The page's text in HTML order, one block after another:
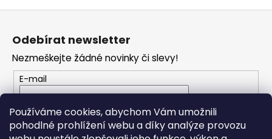
Používáme cookies, abychom Vám umožnili
pohodlné prohlížení webu a díky analýze provozu
STOJANU
PIANO
690
Kč
Z
í
Odebírat newsletter
Nezmeškejte žádné novinky či slevy!
E-mail
Vložením e-mailu souhlasíte s podmínkami
ochrany osobních údajů